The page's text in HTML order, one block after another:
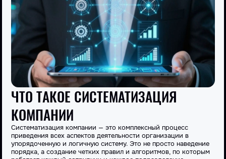
ЧТО ТАКОЕ СИСТЕМАТИЗАЦИЯ
КОМПАНИИ
Систематизация компании — это комплексный процесс
приведения всех аспектов деятельности организации в
упорядоченную и логичную систему. Это не просто наведение
порядка, а создание четких правил и алгоритмов, по которым